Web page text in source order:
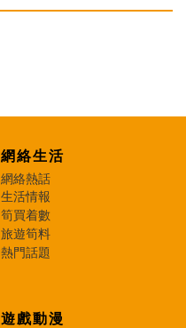
網絡生活
網絡熱話
生活情報
筍買着數
旅遊筍料
熱門話題
遊戲動漫